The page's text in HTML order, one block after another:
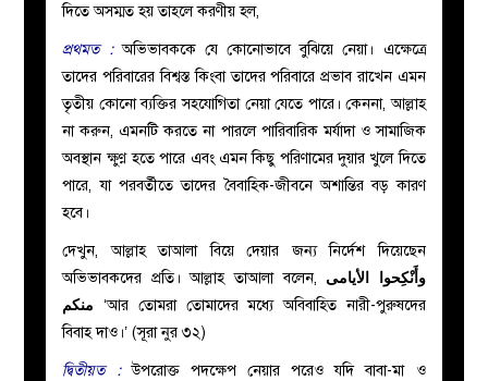
দিতে অসম্মত হয় তাহলে করণীয় হল,
প্রথমত :অভিভাবককে যে কোনোভাবে বুঝিয়ে নেয়া। এক্ষেত্রে
তাদের পরিবারের বিশ্বস্ত কিংবা তাদের পরিবারে প্রভাব রাখেন এমন
তৃতীয় কোনো ব্যক্তির সহযোগিতা নেয়া যেতে পারে। কেননা, আল্লাহ
না করুন, এমনটি করতে না পারলে পারিবারিক মর্যাদা ও সামাজিক
অবস্থান ক্ষুণ্ণ হতে পারে এবং এমন কিছু পরিণামের দুয়ার খুলে দিতে
পারে, যা পরবর্তীতে তাদের বৈবাহিক-জীবনে অশান্তির বড় কারণ
হবে।
দেখুন, আল্লাহ তাআলা বিয়ে দেয়ার জন্য নির্দেশ দিয়েছেন
অভিভাবকদের প্রতি। আল্লাহ তাআলা বলেন, وأَنْكِحوا الأيامى
منكم ‘আর তোমরা তোমাদের মধ্যে অবিবাহিত নারী-পুরুষদের
বিবাহ দাও।’ (সূরা নুর ৩২)
দ্বিতীয়ত :উপরোক্ত পদক্ষেপ নেয়ার পরেও যদি বাবা-মা ও